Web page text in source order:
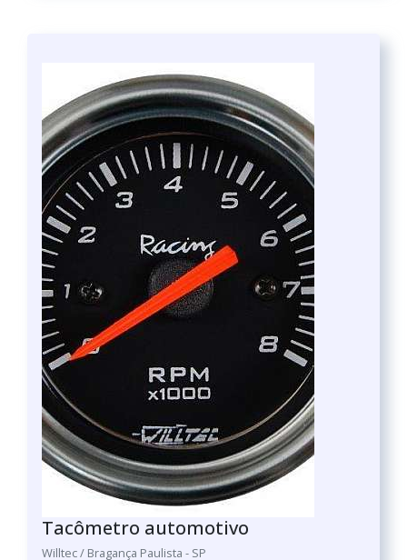
Tacômetro automotivo
Willtec / Bragança Paulista - SP